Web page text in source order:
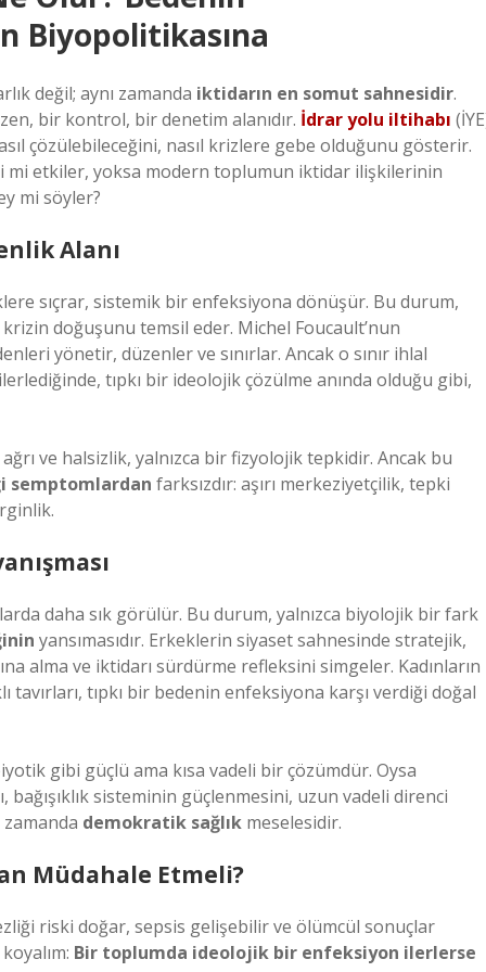
Biyopolitikasına
değil; aynı zamanda iktidarın en somut sahnesidir.
bir kontrol, bir denetim alanıdır. İdrar yolu iltihabı
çözülebileceğini, nasıl krizlere gebe olduğunu gösterir.
mi etkiler, yoksa modern toplumun iktidar ilişkilerinin
mi söyler?
Alanı
sıçrar, sistemik bir enfeksiyona dönüşür. Bu durum,
doğuşunu temsil eder. Michel Foucault’nun
yönetir, düzenler ve sınırlar. Ancak o sınır ihlal
tıpkı bir ideolojik çözülme anında olduğu gibi,
ve halsizlik, yalnızca bir fizyolojik tepkidir. Ancak bu
semptomlardan farksızdır: aşırı merkeziyetçilik, tepki
daha sık görülür. Bu durum, yalnızca biyolojik bir fark
yansımasıdır. Erkeklerin siyaset sahnesinde stratejik,
alma ve iktidarı sürdürme refleksini simgeler. Kadınların
tavırları, tıpkı bir bedenin enfeksiyona karşı verdiği doğal
gibi güçlü ama kısa vadeli bir çözümdür. Oysa
bağışıklık sisteminin güçlenmesini, uzun vadeli direnci
zamanda demokratik sağlık meselesidir.
Müdahale Etmeli?
riski doğar, sepsis gelişebilir ve ölümcül sonuçlar
Bir toplumda ideolojik bir enfeksiyon ilerlerse